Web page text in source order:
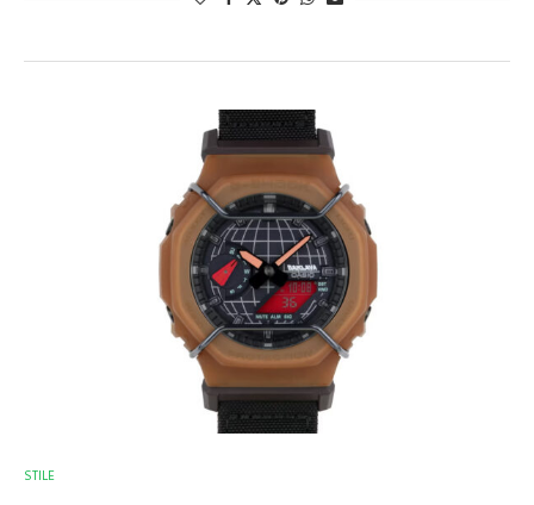
STILE